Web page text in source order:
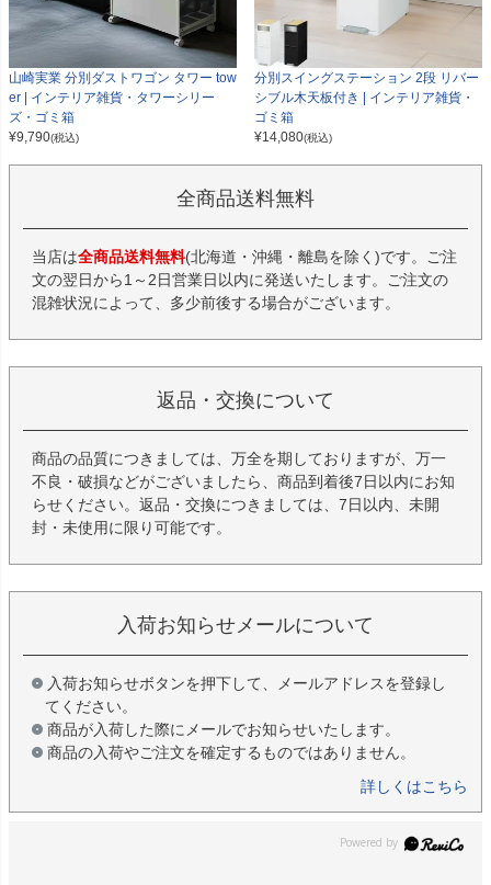
山崎実業 分別ダストワゴン タワー tow
er | インテリア雑貨・タワーシリー
ズ・ゴミ箱
¥9,790(税込)
分別スイングステーション 2段 リバー
シブル木天板付き | インテリア雑貨・
ゴミ箱
¥14,080(税込)
全商品送料無料
当店は全商品送料無料(北海道・沖縄・離島を除く)です。ご注
文の翌日から1～2日営業日以内に発送いたします。ご注文の
混雑状況によって、多少前後する場合がございます。
返品・交換について
商品の品質につきましては、万全を期しておりますが、万一
不良・破損などがございましたら、商品到着後7日以内にお知
らせください。返品・交換につきましては、7日以内、未開
封・未使用に限り可能です。
入荷お知らせメールについて
入荷お知らせボタンを押下して、メールアドレスを登録し
てください。
商品が入荷した際にメールでお知らせいたします。
商品の入荷やご注文を確定するものではありません。
詳しくはこちら